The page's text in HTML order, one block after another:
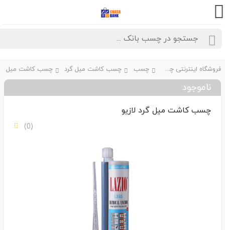
فروشگاه اینترنتی چسب بانک چسب چسب کاشت میل گرد
ناموجود
چسب کاشت میل گرد لازیو